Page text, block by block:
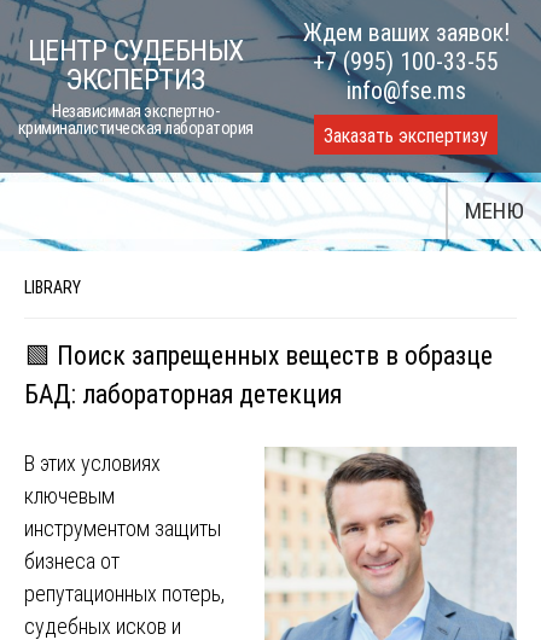
Skip
to
content
ЦЕНТР СУДЕБНЫХ
ЭКСПЕРТИЗ
Независимая экспертно-
криминалистическая лаборатория
Ждем ваших заявок!
+7 (995) 100-33-55
info@fse.ms
Заказать экспертизу
МЕНЮ
LIBRARY
🟩 Поиск запрещенных веществ в образце
БАД: лабораторная детекция
В этих условиях
ключевым
инструментом защиты
бизнеса от
репутационных потерь,
судебных исков и